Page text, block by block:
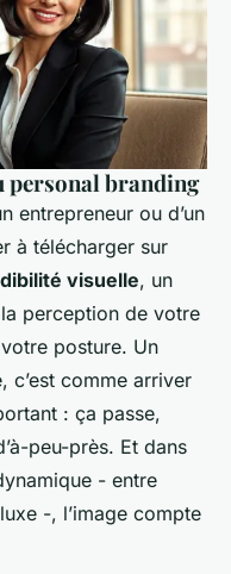
branding
entrepreneur ou d’un
à télécharger sur
visuelle, un
perception de votre
posture. Un
c’est comme arriver
: ça passe,
peu-près. Et dans
- entre
-, l’image compte